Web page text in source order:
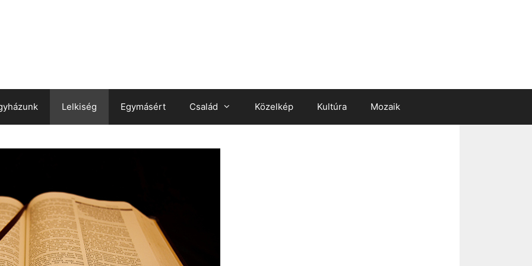
Lelkiség Egymásért Család Közelkép Kultúra Mozaik